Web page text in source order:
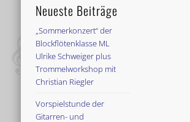
Neueste Beiträge
„Sommerkonzert“ der
Blockflötenklasse ML
Ulrike Schweiger plus
Trommelworkshop mit
Christian Riegler
Vorspielstunde der
Gitarren- und